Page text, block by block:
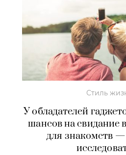
Стиль
У обладателей
шансов на свидание
для знакомств